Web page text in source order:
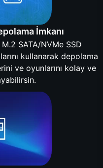
İmkanı
SATA/NVMe SSD
kullanarak depolama
ve oyunlarını kolay ve